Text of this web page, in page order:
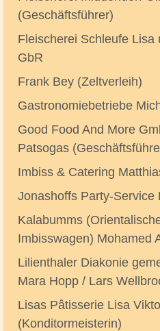
(Geschäftsführer)
Fleischerei Schleufe Lisa
GbR
Frank Bey (Zeltverleih)
Gastronomiebetriebe
Good Food And More
Patsogas
Imbiss & Catering
Jonashoffs Party-Service
Kalabumms
Imbisswagen) Mohamed
Lilienthaler Diakonie
Mara Hopp / Lars
Lisas Pâtisserie Lisa
(Konditormeisterin)